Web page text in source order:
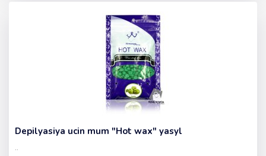
Depilyasiya ucin mum "Hot wax" yasyl
..